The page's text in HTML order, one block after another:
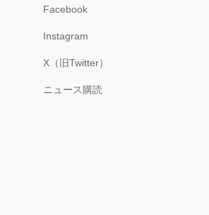
Facebook
Instagram
X（旧Twitter）
ニュース購読